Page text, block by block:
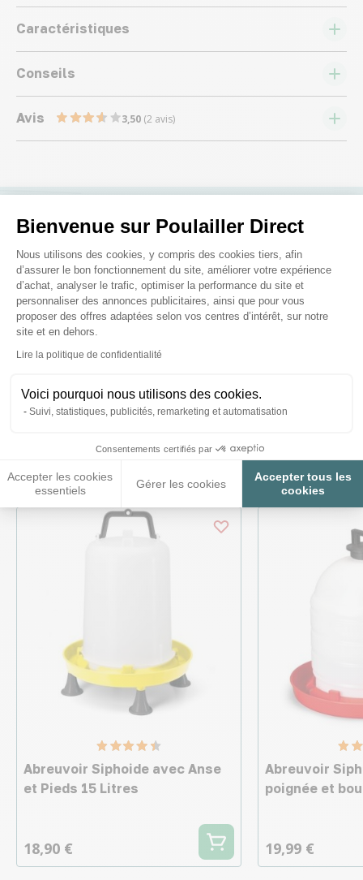
Bienvenue sur Poulailler Direct
Plateforme de Gestion du
Nous utilisons des cookies, y compris des cookies tiers, afin
d’assurer le bon fonctionnement du site, améliorer votre expérience
d’achat, analyser le trafic, optimiser la performance du site et
personnaliser des annonces publicitaires, ainsi que pour vous
proposer des offres adaptées selon vos centres d’intérêt, sur notre
site et en dehors.
Lire la politique de confidentialité
Voici pourquoi nous utilisons des cookies.
Suivi, statistiques, publicités, remarketing et automatisation
Consentements certifiés par
Accepter les cookies
essentiels
Gérer les cookies
Accepter tous les
cookies
Axeptio consent
Caractéristiques
Conseils
Avis 3,50 (2 avis)
Nous répondons à toutes vos
questions ;)
Posez-nous vos questions
intéresser
Abreuvoir Siphoide avec Anse
et Pieds 15 Litres
18,90 €
Abreuvoir
poignée et
19,99 €